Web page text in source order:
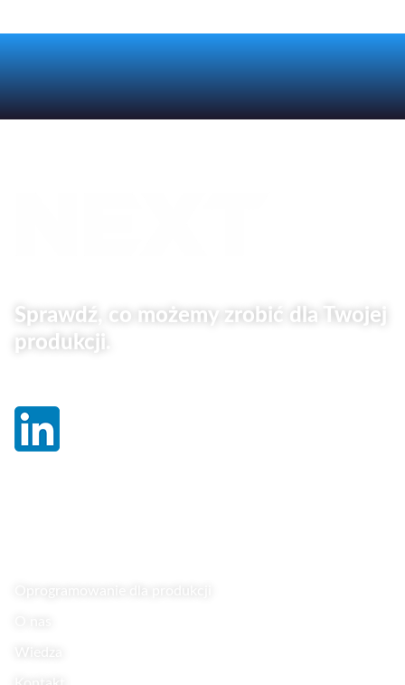
Sprawdź, co możemy zrobić dla Twojej
produkcji.